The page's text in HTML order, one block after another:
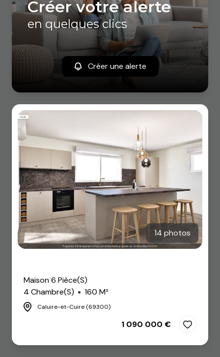
créer votre alerte
en quelques clics
Créer une alerte
14 photos
Maison 6 Pièce(s)
4 Chambre(s)
160 M²
Caluire-et-Cuire (69300)
1 090 000 €